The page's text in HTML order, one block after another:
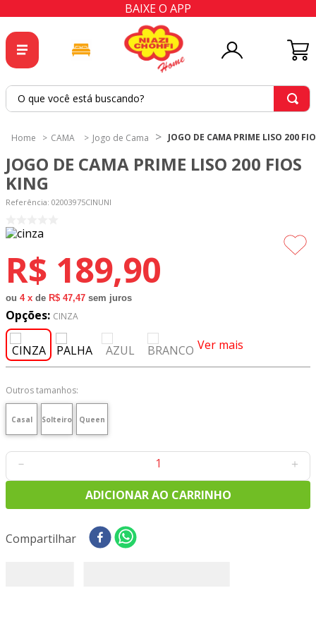
BAIXE O APP
O que você está buscando?
CAMA Jogo de Cama JOGO DE CAMA PRIME LISO 200
JOGO DE CAMA PRIME LISO 200 FIOS
KING
Referência: 02003975CINUNI
R$ 189,90
ou 4 x de R$ 47,47 sem juros
Opções: CINZA
Ver mais
Outros tamanhos:
Casal Solteiro Queen
＋
－
ADICIONAR AO CARRINHO
Compartilhar
2 º
tapete
cortina
6º
tecido tricoline
7º
percal
8º
tecido oxford
9º
tricoline digital
10º tecidos